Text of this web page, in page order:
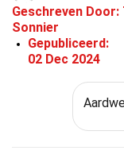
Geschreven Door:
Sonnier
Gepubliceerd:
02 Dec 2024